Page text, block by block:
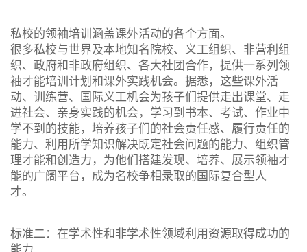
私校的领袖培训涵盖课外活动的各个方面。
很多私校与世界及本地知名院校、义工组织、非营利组
织、政府和非政府组织、各大社团合作，提供一系列领
袖才能培训计划和课外实践机会。据悉，这些课外活
动、训练营、国际义工机会为孩子们提供走出课堂、走
进社会、亲身实践的机会，学习到书本、考试、作业中
学不到的技能，培养孩子们的社会责任感、履行责任的
能力、利用所学知识解决既定社会问题的能力、组织管
理才能和创造力，为他们搭建发现、培养、展示领袖才
能的广阔平台，成为名校争相录取的国际复合型人
才。
标准二：在学术性和非学术性领域利用资源取得成功的
能力